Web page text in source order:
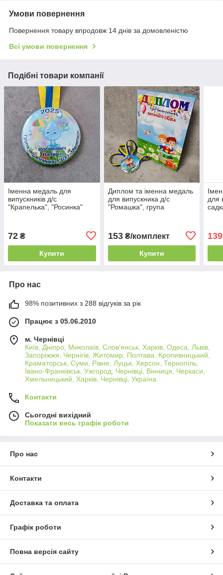
Умови повернення
Повернення товару впродовж 14 днів за домовленістю
Всі умови повернення
Подібні товари компанії
Іменна медаль для
випускників д/с
"Крапелька", "Росинка"
72 ₴
Купити
Диплом та іменна медаль
для випускника д/с
"Ромашка", група
153₴/комплект
Купити
для
Про нас
98% позитивних з 288 відгуків за рік
Працює з 05.06.2010
м. Чернівці
Київ, Дніпро, Миколаїв, Слов'янськ, Харків, Одеса, Львів,
Запоріжжя, Чернігів, Житомир, Полтава, Кропивницький,
Краматорськ, Суми, Рівне, Луцьк, Херсон, Тернопіль,
Івано-Франківськ, Ужгород, Чернівці, Вінниця, Черкаси,
Хмельницький, Харків, Чернівці, Україна
Контакти
Сьогодні вихідний
Показати весь графік роботи
Про нас
Контакти
Доставка та оплата
Графік роботи
Повна версія сайту